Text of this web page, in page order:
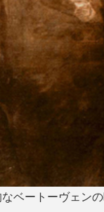
ベートーヴェンの